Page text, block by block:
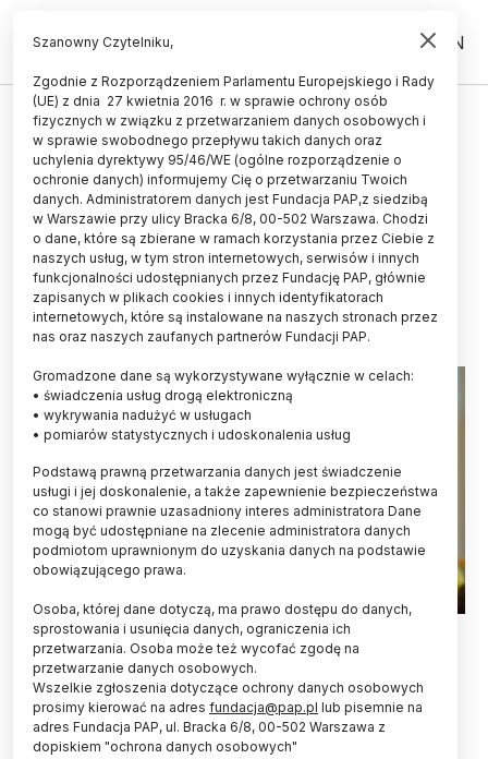
PL EN
LUDZIE
Kielce/ Prof. Jacek Dubiel
doktorem honoris causa
Uniwersytetu Jana
Kochanowskiego
01.05.2026
aktualizacja: 01.05.2026
2 minuty czytania
30.04.2026. Kardiolog, prof. Jacek Dubiel uhonorowany tytułem
Doctora Honoris Causa Uniwersytetu Jana Kochanowskiego w
Kielcach. PAP/Piotr Polak
Kardiolog, prof. Jacek Dubiel, otrzymał doktorat
honoris causa Uniwersytetu Jana
Kochanowskiego w Kielcach. Uroczyste
Szanowny Czytelniku,
Zgodnie z Rozporządzeniem Parlamentu Europejskiego i Rady
(UE) z dnia 27 kwietnia 2016 r. w sprawie ochrony osób
fizycznych w związku z przetwarzaniem danych osobowych i
w sprawie swobodnego przepływu takich danych oraz
uchylenia dyrektywy 95/46/WE (ogólne rozporządzenie o
ochronie danych) informujemy Cię o przetwarzaniu Twoich
danych. Administratorem danych jest Fundacja PAP,z siedzibą
w Warszawie przy ulicy Bracka 6/8, 00-502 Warszawa. Chodzi
o dane, które są zbierane w ramach korzystania przez Ciebie z
naszych usług, w tym stron internetowych, serwisów i innych
funkcjonalności udostępnianych przez Fundację PAP, głównie
zapisanych w plikach cookies i innych identyfikatorach
internetowych, które są instalowane na naszych stronach przez
nas oraz naszych zaufanych partnerów Fundacji PAP.
Gromadzone dane są wykorzystywane wyłącznie w celach:
• świadczenia usług drogą elektroniczną
• wykrywania nadużyć w usługach
• pomiarów statystycznych i udoskonalenia usług
Podstawą prawną przetwarzania danych jest świadczenie
usługi i jej doskonalenie, a także zapewnienie bezpieczeństwa
co stanowi prawnie uzasadniony interes administratora Dane
mogą być udostępniane na zlecenie administratora danych
podmiotom uprawnionym do uzyskania danych na podstawie
obowiązującego prawa.
Osoba, której dane dotyczą, ma prawo dostępu do danych,
sprostowania i usunięcia danych, ograniczenia ich
przetwarzania. Osoba może też wycofać zgodę na
przetwarzanie danych osobowych.
Wszelkie zgłoszenia dotyczące ochrony danych osobowych
prosimy kierować na adres fundacja@pap.pl lub pisemnie na
adres Fundacja PAP, ul. Bracka 6/8, 00-502 Warszawa z
dopiskiem "ochrona danych osobowych"